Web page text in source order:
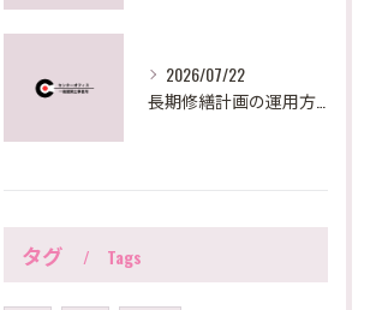
2026/07/22
タグ Tags